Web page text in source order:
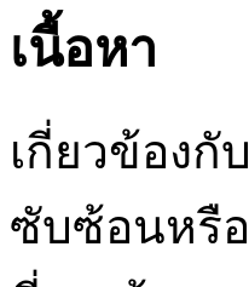
เนื้อหา
เกี่ยวข้อง
ซับซ้อนหรื